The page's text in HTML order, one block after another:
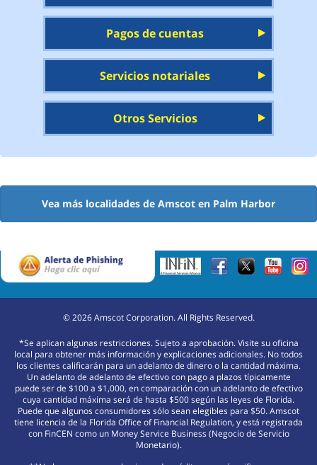
Pagos de cuentas
Servicios notariales
Otros Servicios
Vea más localidades de Amscot en Palm Harbor
©2026Amscot Corporation. All Rights Reserved.
*Se aplican algunas restricciones. Sujeto a aprobación. Visite su oficina
local para obtener más información y explicaciones adicionales. No todos
los clientes calificarán para un adelanto de dinero o la cantidad máxima.
Un adelanto de adelanto de efectivo con pago a plazos típicamente
puede ser de $100 a $1,000, en comparación con un adelanto de efectivo
cuya cantidad máxima será de hasta $500 según las leyes de Florida.
Puede que algunos consumidores sólo sean elegibles para $50. Amscot
tiene licencia de la Florida Office of Financial Regulation, y está registrada
con FinCEN como un Money Service Business (Negocio de Servicio
Monetario).